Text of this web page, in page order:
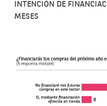
INTENCIÓN DE
MESES